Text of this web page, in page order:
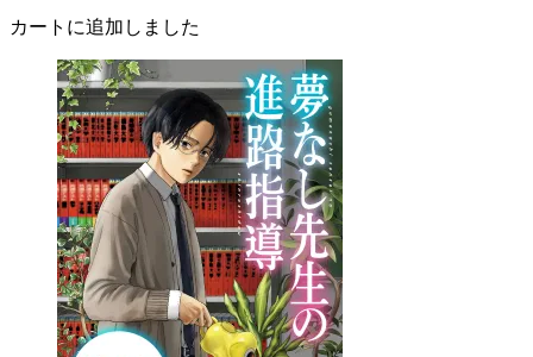
カートに追加しました